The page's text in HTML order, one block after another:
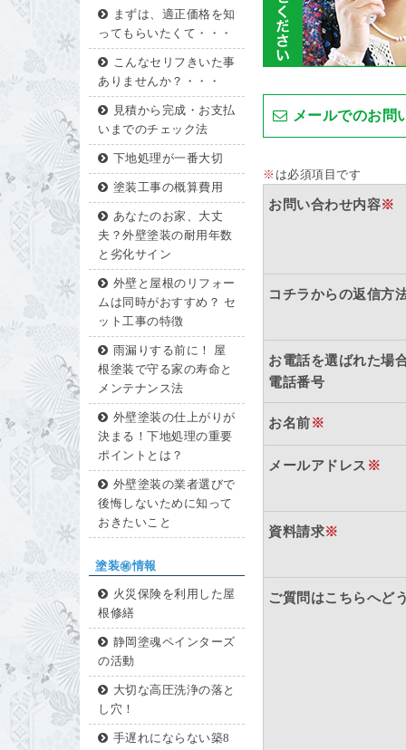
まずは、適正価格を知
ってもらいたくて・・・
こんなセリフきいた事
ありませんか？・・・
見積から完成・お支払
いまでのチェック法
下地処理が一番大切
塗装工事の概算費用
あなたのお家、大丈
夫？外壁塗装の耐用年数
と劣化サイン
外壁と屋根のリフォー
ムは同時がおすすめ？ セ
ット工事の特徴
雨漏りする前に！ 屋
根塗装で守る家の寿命と
メンテナンス法
外壁塗装の仕上がりが
決まる！下地処理の重要
ポイントとは？
外壁塗装の業者選びで
後悔しないために知って
おきたいこと
塗装㊙情報
火災保険を利用した屋
根修繕
静岡塗魂ペインターズ
の活動
大切な高圧洗浄の落と
し穴！
手遅れにならない築8
メールでのお問
※ は必須項目です
お問い合わせ内容※
コチラからの返信方
お電話を選ばれた場
電話番号
お名前※
メールアドレス ※
資料請求※
ご質問はこちらへど